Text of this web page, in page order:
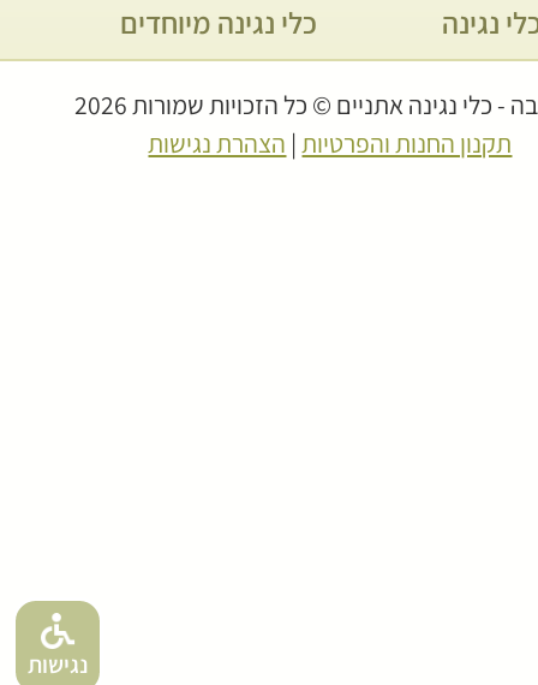
נגישות
נגינה
כלי נגינה מיוחדים
- כלי נגינה אתניים © כל הזכויות שמורות 2026
תקנון החנות והפרטיות| הצהרת נגישות